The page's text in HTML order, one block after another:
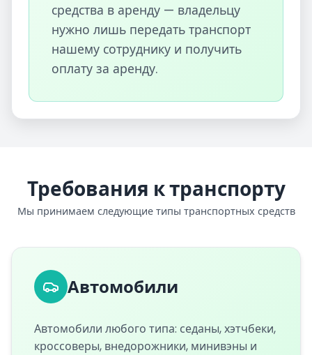
средства в аренду — владельцу
нужно лишь передать транспорт
нашему сотруднику и получить
оплату за аренду.
Требования к транспорту
Мы принимаем следующие типы транспортных средств
Автомобили
Автомобили любого типа: седаны, хэтчбеки,
кроссоверы, внедорожники, минивэны и